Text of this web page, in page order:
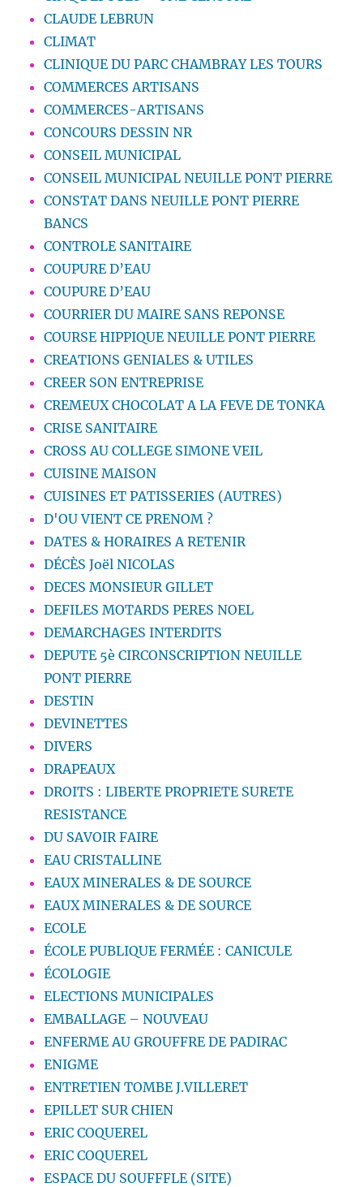
CLAUDE LEBRUN
CLIMAT
CLINIQUE DU PARC CHAMBRAY LES TOURS
COMMERCES ARTISANS
COMMERCES-ARTISANS
CONCOURS DESSIN NR
CONSEIL MUNICIPAL
CONSEIL MUNICIPAL NEUILLE PONT PIERRE
CONSTAT DANS NEUILLE PONT PIERRE
BANCS
CONTROLE SANITAIRE
COUPURE D’EAU
COUPURE D’EAU
COURRIER DU MAIRE SANS REPONSE
COURSE HIPPIQUE NEUILLE PONT PIERRE
CREATIONS GENIALES & UTILES
CREER SON ENTREPRISE
CREMEUX CHOCOLAT A LA FEVE DE TONKA
CRISE SANITAIRE
CROSS AU COLLEGE SIMONE VEIL
CUISINE MAISON
CUISINES ET PATISSERIES (AUTRES)
D'OU VIENT CE PRENOM ?
DATES & HORAIRES A RETENIR
DÉCÈS Joël NICOLAS
DECES MONSIEUR GILLET
DEFILES MOTARDS PERES NOEL
DEMARCHAGES INTERDITS
DEPUTE 5è CIRCONSCRIPTION NEUILLE
PONT PIERRE
DESTIN
DEVINETTES
DIVERS
DRAPEAUX
DROITS : LIBERTE PROPRIETE SURETE
RESISTANCE
DU SAVOIR FAIRE
EAU CRISTALLINE
EAUX MINERALES & DE SOURCE
EAUX MINERALES & DE SOURCE
ECOLE
ÉCOLE PUBLIQUE FERMÉE : CANICULE
ÉCOLOGIE
ELECTIONS MUNICIPALES
EMBALLAGE – NOUVEAU
ENFERME AU GROUFFRE DE PADIRAC
ENIGME
ENTRETIEN TOMBE J.VILLERET
EPILLET SUR CHIEN
ERIC COQUEREL
ERIC COQUEREL
ESPACE DU SOUFFFLE (SITE)